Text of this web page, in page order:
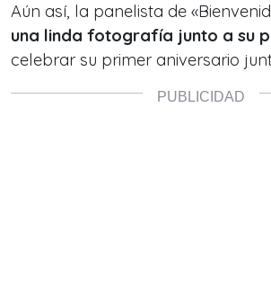
Aún así, la panelista de
una linda fotografía junto a su
celebrar su primer aniversario